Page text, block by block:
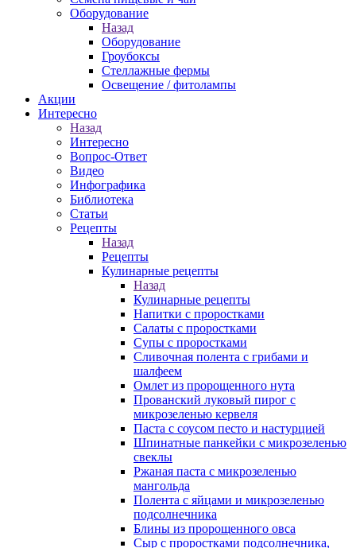
Оборудование
Назад
Оборудование
Гроубоксы
Стеллажные фермы
Освещение / фитолампы
Акции
Интересно
Назад
Интересно
Вопрос-Ответ
Видео
Инфографика
Библиотека
Статьи
Рецепты
Назад
Рецепты
Кулинарные рецепты
Назад
Кулинарные рецепты
Напитки с проростками
Салаты с проростками
Супы с проростками
Сливочная полента с грибами и
шалфеем
Омлет из пророщенного нута
Прованский луковый пирог с
микрозеленью кервеля
Паста с соусом песто и настурцией
Шпинатные панкейки с микрозеленью
свеклы
Ржаная паста с микрозеленью
мангольда
Полента с яйцами и микрозеленью
подсолнечника
Блины из пророщенного овса
Cыр с проростками подсолнечника,